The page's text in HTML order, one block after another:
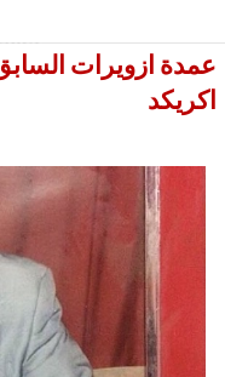
عمدة ازويرات
اكريكد